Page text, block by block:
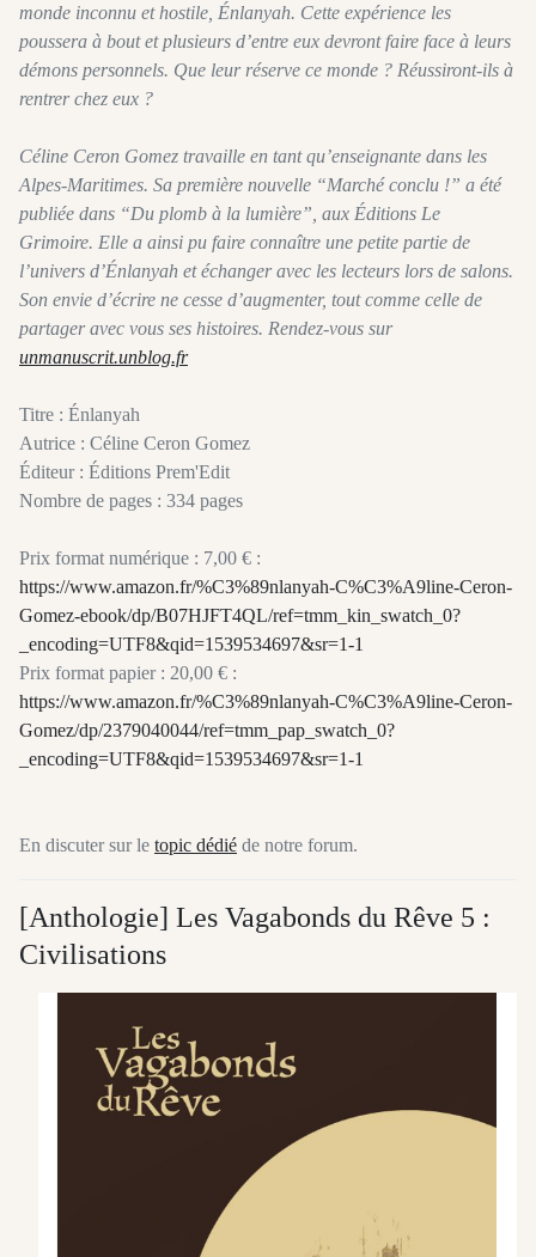
monde inconnu et hostile, Énlanyah. Cette expérience les
poussera à bout et plusieurs d’entre eux devront faire face à leurs
démons personnels. Que leur réserve ce monde ? Réussiront-ils à
rentrer chez eux ?
Céline Ceron Gomez travaille en tant qu’enseignante dans les
Alpes-Maritimes. Sa première nouvelle “Marché conclu !” a été
publiée dans “Du plomb à la lumière”, aux Éditions Le
Grimoire. Elle a ainsi pu faire connaître une petite partie de
l’univers d’Énlanyah et échanger avec les lecteurs lors de salons.
Son envie d’écrire ne cesse d’augmenter, tout comme celle de
partager avec vous ses histoires. Rendez-vous sur
unmanuscrit.unblog.fr
Titre : Énlanyah
Autrice : Céline Ceron Gomez
Éditeur : Éditions Prem'Edit
Nombre de pages : 334 pages
Prix format numérique : 7,00 € :
https://www.amazon.fr/%C3%89nlanyah-C%C3%A9line-Ceron-
Gomez-ebook/dp/B07HJFT4QL/ref=tmm_kin_swatch_0?
_encoding=UTF8&qid=1539534697&sr=1-1
Prix format papier : 20,00 € :
https://www.amazon.fr/%C3%89nlanyah-C%C3%A9line-Ceron-
Gomez/dp/2379040044/ref=tmm_pap_swatch_0?
_encoding=UTF8&qid=1539534697&sr=1-1
En discuter sur le topic dédié de notre forum.
[Anthologie] Les Vagabonds du Rêve 5 :
Civilisations